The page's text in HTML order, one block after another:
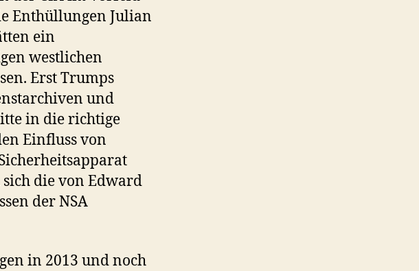
Enthüllungen Julian
ein
westlichen
Erst Trumps
und
in die richtige
Einfluss von
die von Edward
der NSA
in 2013 und noch